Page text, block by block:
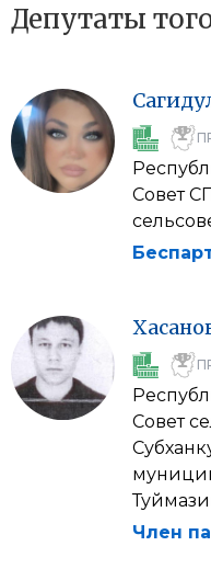
Депутаты
Совет
Совет
Член